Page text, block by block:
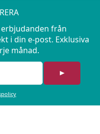
från
i din e-post. Exklusiva
månad.
►